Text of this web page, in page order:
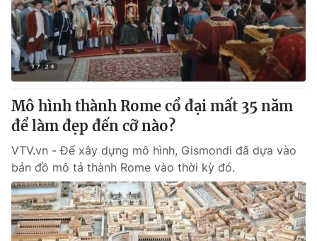
Mô hình thành Rome cổ đại mất 35 năm
để làm đẹp đến cỡ nào?
VTV.vn - Để xây dựng mô hình, Gismondi đã dựa vào
bản đồ mô tả thành Rome vào thời kỳ đó.